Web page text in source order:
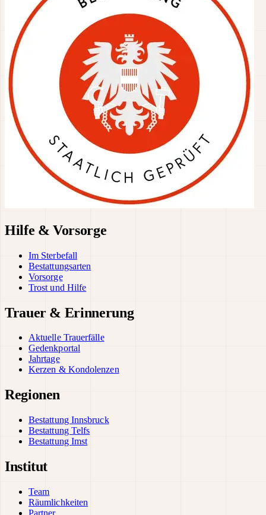
Hilfe & Vorsorge
Im Sterbefall
Bestattungsarten
Vorsorge
Trost und Hilfe
Trauer & Erinnerung
Aktuelle Trauerfälle
Gedenkportal
Jahrtage
Kerzen & Kondolenzen
Regionen
Bestattung Innsbruck
Bestattung Telfs
Bestattung Imst
Institut
Team
Räumlichkeiten
Partner